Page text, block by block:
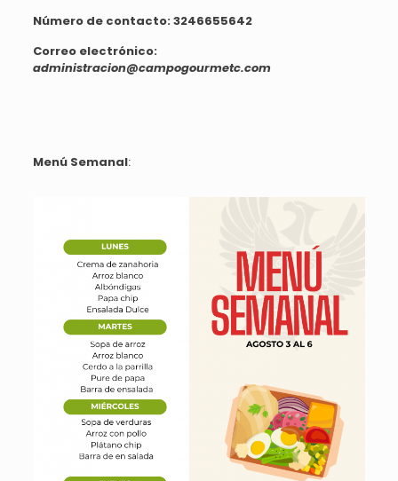
Número de contacto: 3246655642
Correo electrónico:
administracion@campogourmetc.com
Menú Semanal: